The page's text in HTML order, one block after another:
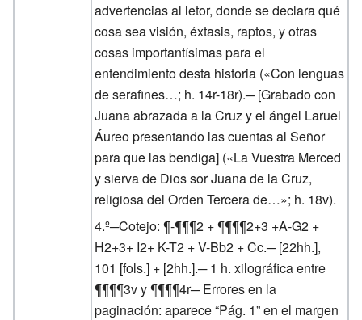
advertencias al letor, donde se declara qué
cosa sea visión, éxtasis, raptos, y otras
cosas importantísimas para el
entendimiento desta historia («Con lenguas
de serafines…; h. 14r-18r).─ [Grabado con
Juana abrazada a la Cruz y el ángel Laruel
Áureo presentando las cuentas al Señor
para que las bendiga] («La Vuestra Merced
y sierva de Dios sor Juana de la Cruz,
religiosa del Orden Tercera de…»; h. 18v).
4.º─Cotejo: ¶-¶¶¶2 + ¶¶¶¶2+3 +A-G2 +
H2+3+ I2+ K-T2 + V-Bb2 + Cc.─ [22hh.],
101 [fols.] + [2hh.].─ 1 h. xilográfica entre
¶¶¶¶3v y ¶¶¶¶4r─ Errores en la
paginación: aparece “Pág. 1” en el margen